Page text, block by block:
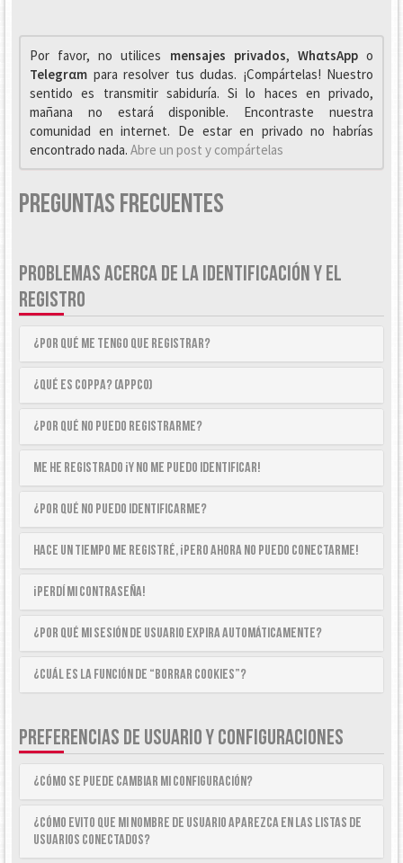
Por favor, no utilices mensajes privados, WhαtsAppo
Telegrαm para resolver tus dudas. ¡Compártelas! Nuestro
sentido es transmitir sabiduría. Si lo haces en privado,
mañana no estará disponible. Encontraste nuestra
comunidad en internet. De estar en privado no habrías
encontrado nada. Abre un post y compártelas
Preguntas Frecuentes
PROBLEMAS ACERCA DE LA IDENTIFICACIÓN Y EL
REGISTRO
¿Por qué me tengo que registrar?
¿Qué es COPPA? (APPCO)
¿Por qué no puedo registrarme?
Me he registrado ¡y no me puedo identificar!
¿Por qué no puedo identificarme?
Hace un tiempo me registré, ¡pero ahora no puedo conectarme!
¡Perdí mi contraseña!
¿Por qué mi sesión de usuario expira automáticamente?
¿Cuál es la función de “Borrar cookies”?
PREFERENCIAS DE USUARIO Y CONFIGURACIONES
¿Cómo se puede cambiar mi configuración?
¿Cómo evito que mi nombre de usuario aparezca en las listas de
usuarios conectados?